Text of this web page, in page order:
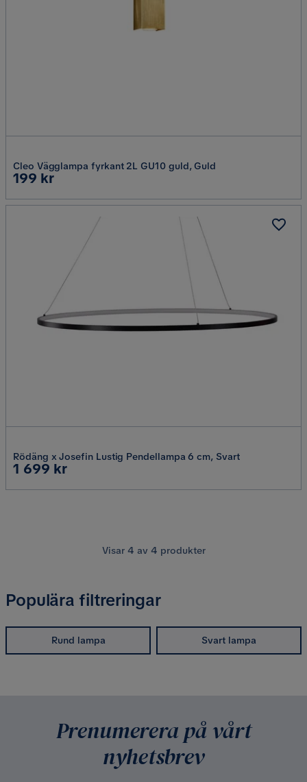
Cleo Vägglampa fyrkant 2L GU10 guld, Guld
Pris
199 kr
Rödäng x Josefin Lustig Pendellampa 6 cm, Svart
Pris
1 699 kr
Visar 4 av 4 produkter
Populära filtreringar
Rund lampa Svart lampa
Prenumerera på vårt
nyhetsbrev